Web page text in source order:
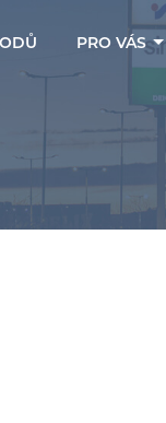
PRO VÁS
Dárkové poukazy